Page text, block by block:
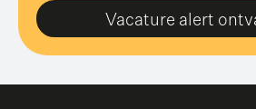
Vacature alert